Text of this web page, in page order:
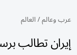
عرب وعالم/العالم